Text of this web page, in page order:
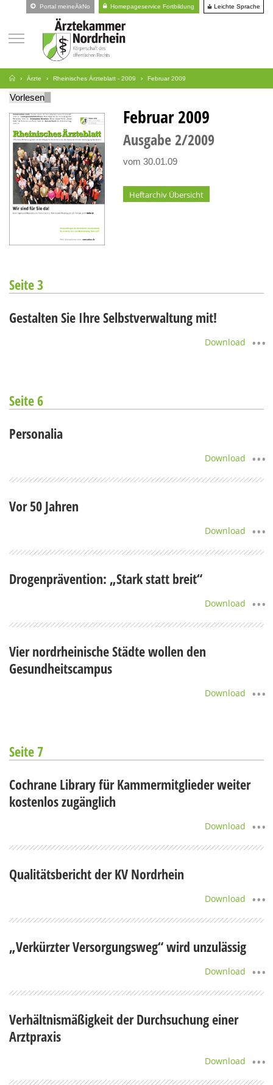
Portal meineÄkNo Homepageservice Fortbildung Leichte Sprache
Ärzte Rheinisches Ärzteblatt - 2009 Februar 2009
Vorlesen
Februar 2009
Ausgabe 2 2009
vom 30.01.09
Heftarchiv Übersicht
Seite 3
Gestalten Sie Ihre Selbstverwaltung mit!
Download
Seite 6
Personalia
Download
Vor 50 Jahren
Download
Drogenprävention: „Stark statt breit“
Download
Vier nordrheinische Städte wollen den
Gesundheitscampus
Download
Seite 7
Cochrane Library für Kammermitglieder weiter
kostenlos zugänglich
Download
Qualitätsbericht der KV Nordrhein
Download
„Verkürzter Versorgungsweg“ wird unzulässig
Download
Verhältnismäßigkeit der Durchsuchung einer
Arztpraxis
Download